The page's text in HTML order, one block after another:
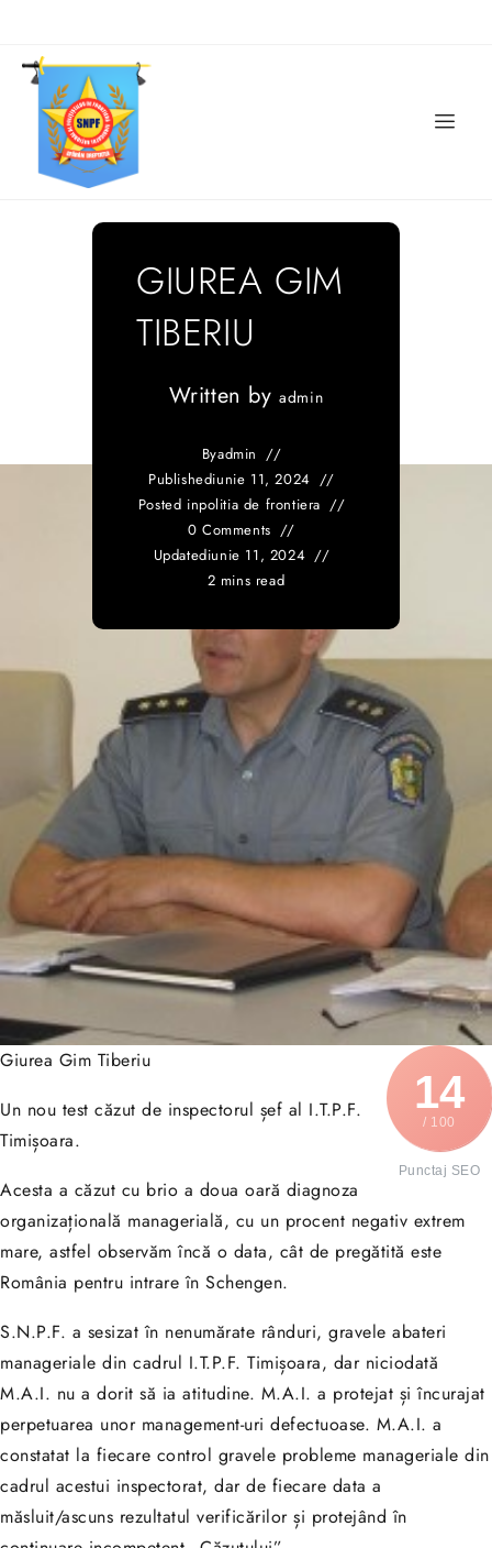
GIUREA GIM
TIBERIU
Written byadmin
Byadmin
Publishediunie 11, 2024
Posted inpolitia de frontiera
0 Comments
Updatediunie 11, 2024
2 mins read
14
/ 100
Punctaj SEO
Giurea Gim Tiberiu
Un nou test căzut de inspectorul șef al I.T.P.F.
Timișoara.
Acesta a căzut cu brio a doua oară diagnoza
organizațională managerială, cu un procent negativ extrem
mare, astfel observăm încă o data, cât de pregătită este
România pentru intrare în Schengen.
S.N.P.F. a sesizat în nenumărate rânduri, gravele abateri
manageriale din cadrul I.T.P.F. Timișoara, dar niciodată
M.A.I. nu a dorit să ia atitudine. M.A.I. a protejat și încurajat
perpetuarea unor management-uri defectuoase. M.A.I. a
constatat la fiecare control gravele probleme manageriale din
cadrul acestui inspectorat, dar de fiecare data a
măsluit/ascuns rezultatul verificărilor și protejând în